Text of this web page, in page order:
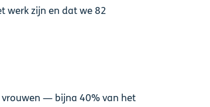
werk zijn en dat we 82
vrouwen — bijna 40% van het